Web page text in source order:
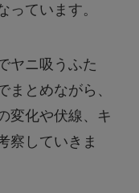
っています。
ヤニ吸うふた
まとめながら、
変化や伏線、キ
察していきま